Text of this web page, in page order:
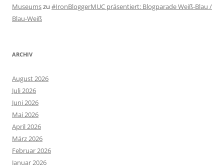
Museumszu #IronBloggerMUC präsentiert: Blogparade Weiß-Blau /
Blau-Weiß
ARCHIV
August 2026
Juli 2026
Juni 2026
Mai 2026
April 2026
März 2026
Februar 2026
Januar 2026